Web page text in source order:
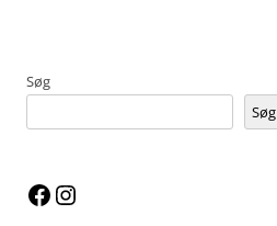
Søg
Søg
Facebook